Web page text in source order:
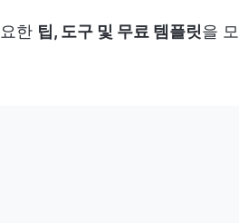
한 팁, 도구 및 무료 템플릿을